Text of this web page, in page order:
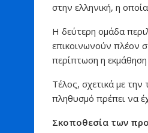
στην ελληνική, η
Η δεύτερη ομάδα
επικοινωνούν πλέον
περίπτωση η
Τέλος, σχετικά με
πληθυσμό πρέπει να
Σκοποθεσία των